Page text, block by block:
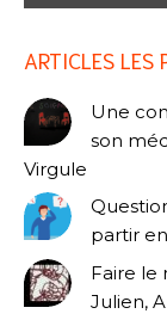
ARTICLES LES
Une
son
Virgule
partir
Faire le
Julien,